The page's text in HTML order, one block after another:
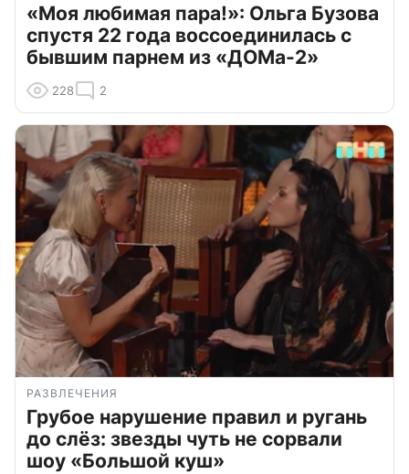
«Моя любимая пара!»: Ольга Бузова
спустя 22 года воссоединилась с
бывшим парнем из «ДОМа-2»
228 2
РАЗВЛЕЧЕНИЯ
Грубое нарушение правил и ругань
до слёз: звезды чуть не сорвали
шоу «Большой куш»